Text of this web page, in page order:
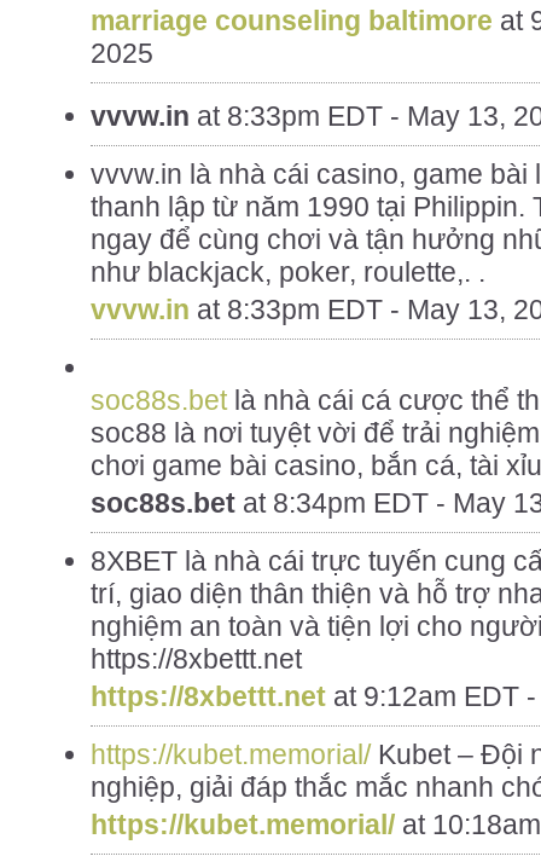
marriage counseling baltimore at
2025
vvvw.in at 8:33pm EDT - May 13,
vvvw.in là nhà cái casino, game
thanh lập từ năm 1990 tại Philippin.
ngay để cùng chơi và tận hưởng
như blackjack, poker, roulette,. .
vvvw.in at 8:33pm EDT - May 13,
soc88s.bet là nhà cái cá cược thể
soc88 là nơi tuyệt vời để trải
chơi game bài casino, bắn cá, tài
soc88s.bet at 8:34pm EDT - May
8XBET là nhà cái trực tuyến cung
trí, giao diện thân thiện và hỗ trợ
nghiệm an toàn và tiện lợi cho
https://8xbettt.net
https://8xbettt.net at 9:12am EDT
https://kubet.memorial/Kubet – Đội
nghiệp, giải đáp thắc mắc nhanh
https://kubet.memorial/ at